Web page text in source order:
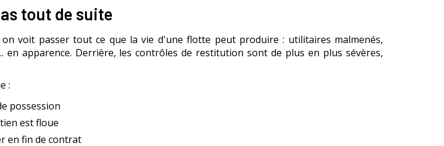
tout de suite
voit passer tout ce que la vie d'une flotte peut produire : utilitaires malmenés,
en apparence. Derrière, les contrôles de restitution sont de plus en plus sévères,
:
possession
est floue
en fin de contrat